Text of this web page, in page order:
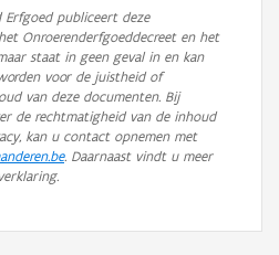
Erfgoed publiceert deze
Onroerenderfgoeddecreet en het
staat in geen geval in en kan
voor de juistheid of
van deze documenten. Bij
de rechtmatigheid van de inhoud
kan u contact opnemen met
. Daarnaast vindt u meer